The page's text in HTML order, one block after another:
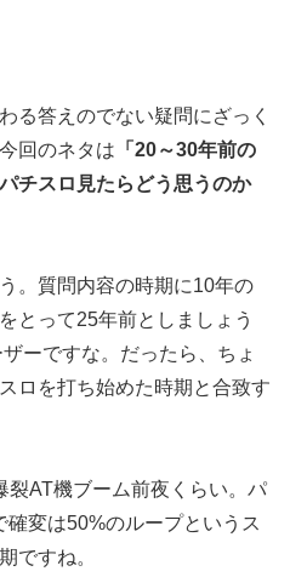
る答えのでない疑問にざっく
回のネタは 「20～30年前の
チスロ見たらどう思うのか
。質問内容の時期に10年の
とって25年前としましょう
ーですな。だったら、 ちょ
ロを打ち始めた時期と合致す
裂AT機ブーム前夜くらい。パ
確変は50%のループというス
ですね。